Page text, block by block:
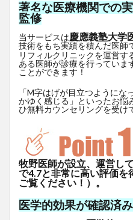
著名な医療機関での
監修
当サービスは慶應義塾大学
技術をもち実績を積んだ医師
リフィルクリニックを運営す
ある医師が診療を行っていま
ことができます！
「M字はげが目立つように
かゆく感じる」といったお悩
ひ無料カウンセリングを受け
牧野医師が設立、運営し
で4.7と非常に高い評価を
ご覧ください！）。
医学的効果が確認済